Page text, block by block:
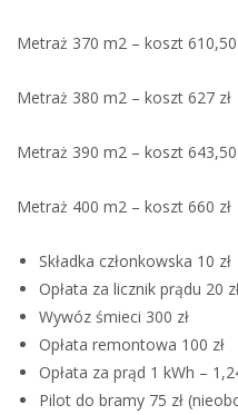
Metraż 370 m2 – koszt 610,50
Metraż 380 m2 – koszt 627 zł
Metraż 390 m2 – koszt 643,50
Metraż 400 m2 – koszt 660 zł
Składka członkowska 10 zł
Opłata za licznik prądu 20
Wywóz śmieci 300 zł
Opłata remontowa 100 zł
Opłata za prąd 1 kWh –
Pilot do bramy 75 zł